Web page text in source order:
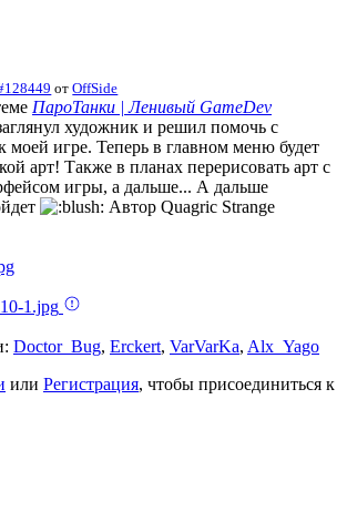
отOffSide
ПароТанки | Ленивый GameDev
художник и решил помочь с
моей игре. Теперь в главном меню будет
арт! Также в планах перерисовать арт с
игры, а дальше... А дальше
Автор Quagric Strange
Doctor_Bug, Erckert, VarVarKa, Alx_Yago
или Регистрация, чтобы присоединиться к